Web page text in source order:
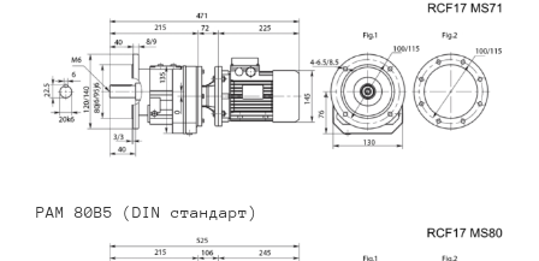
PAM 80B5 (DIN стандарт)